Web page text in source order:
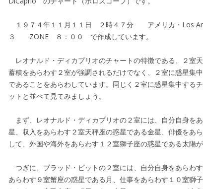
１９７４年１１月１１日 ２時４７分 アメリカ・
３ ZONE ８：００ で作成しています。
レオナルド・ディカプリオのチャートの特徴である、２室
蓄積をあらわす２室が強調されるだけでなく、２室に惑星集
であることをあらわしています。同じく２室に惑星集中する
ットと並べて見てみましょう。
まず、レオナルド・ディカプリオの２室には、自分自身を
星、収入をあらわす２室天秤座の惑星である金星、俳優をあ
して、外国や海外をあらわす１２室獅子座の惑星である太陽が
つぎに、ブラッド・ピットの２室には、自分自身をあらわ
あらわす９室蟹座の惑星である月、仕事をあらわす１０室獅